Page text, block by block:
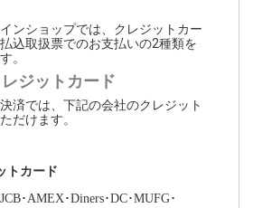
ンショップでは、クレジットカー
込取扱票でのお支払いの2種類を
。
ジットカード
済では、下記の会社のクレジット
だけます。
トカード
･AMEX･Diners･DC･MUFG･